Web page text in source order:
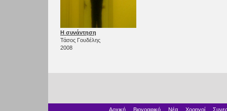
Η συνάντηση
Τάσος Γουδέλης
2008
Αρχική Βιογραφικό Νέα Χορηγοί